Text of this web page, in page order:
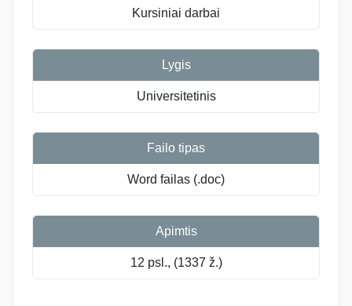
Kursiniai darbai
Lygis
Universitetinis
Failo tipas
Word failas (.doc)
Apimtis
12 psl., (1337 ž.)